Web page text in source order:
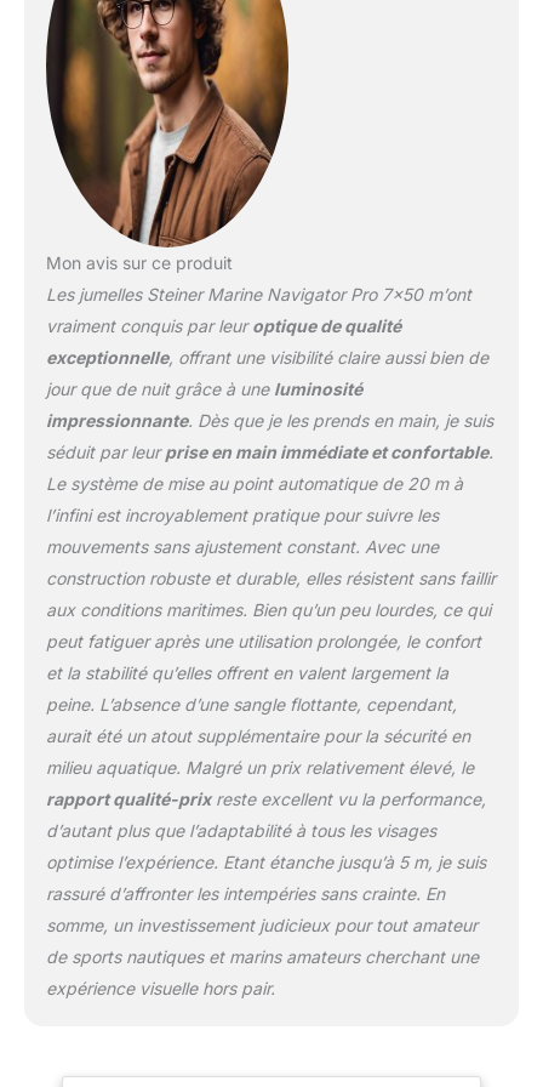
garantit toujours des
détails nets de 20 m à
l'infini, sans recentrage.
ROBUSTESSE
LÉGENDAIRE - Boîtier en
polycarbonate Makrolon
durable, roulement
prismatique flottant pour
EXCELLENTE QUALITÉ -
de buée grâce au
remplissage sous
pression d'azote, armure
en caoutchouc NBR
l'usure, garantie 10 ans.
ACCESSOIRES
COMPLETS - sac, sangle
en néoprène ClicLoc,
housse de pluie,
capuchons d'objectif.
Mon avis sur ce produit
Les jumelles Steiner Marine Navigator Pro 7×50 m’ont
vraiment conquis par leuroptique de qualité
exceptionnelle, offrant une visibilité claire aussi bien de
jour que de nuit grâce à une luminosité
impressionnante. Dès que je les prends en main, je suis
séduit par leurprise en main immédiate et confortable.
Le système de mise au point automatique de 20 m à
l’infini est incroyablement pratique pour suivre les
mouvements sans ajustement constant. Avec une
construction robuste et durable, elles résistent sans faillir
aux conditions maritimes. Bien qu’un peu lourdes, ce qui
peut fatiguer après une utilisation prolongée, le confort
et la stabilité qu’elles offrent en valent largement la
peine. L’absence d’une sangle flottante, cependant,
aurait été un atout supplémentaire pour la sécurité en
milieu aquatique. Malgré un prix relativement élevé, le
rapport qualité-prixreste excellent vu la performance,
d’autant plus que l’adaptabilité à tous les visages
optimise l’expérience. Etant étanche jusqu’à 5 m, je suis
rassuré d’affronter les intempéries sans crainte. En
somme, un investissement judicieux pour tout amateur
de sports nautiques et marins amateurs cherchant une
expérience visuelle hors pair.